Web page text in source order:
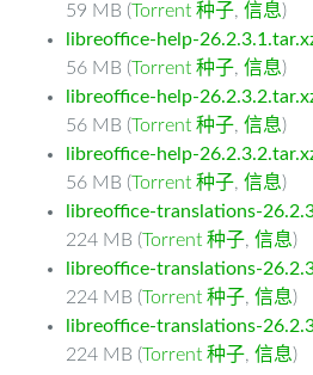
59 MB (Torrent 种子, 信息)
libreoffice-help-
56 MB (Torrent 种子, 信息)
libreoffice-help-
56 MB (Torrent 种子, 信息)
libreoffice-help-
56 MB (Torrent 种子, 信息)
libreoffice-translations-
224 MB (Torrent 种子, 信息)
libreoffice-translations-
224 MB (Torrent 种子, 信息)
libreoffice-translations-
224 MB (Torrent 种子, 信息)